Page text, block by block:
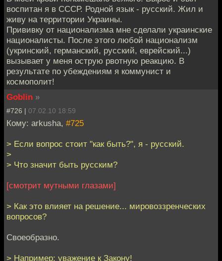
воспитан я в СССР. Родной язык - русский. Жил и
живу на территории Украины.
Прививку от национализма мне сделали украинские
националисты. После этого любой национализм
(укринский, германский, русский, еврейский...)
вызывает у меня острую рвотную реакцию. В
результате по убеждениям я коммунист и
космополит!
Goblin »
#726 | 07.02.10 18:59
Кому: arkusha, #725
> Если вопрос стоит "как быть?", я - русский.
>
> Что значит быть русским?
[смотрит мутными глазами]
> Как это влияет на решение... мировоззренческих
вопросов?
Своеобразно.
> Например: уважение к Закону!